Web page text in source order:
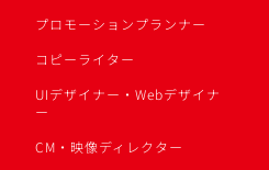
プロモーションプランナー
コピーライター
UIデザイナー・Webデザイナ
ー
CM・映像ディレクター